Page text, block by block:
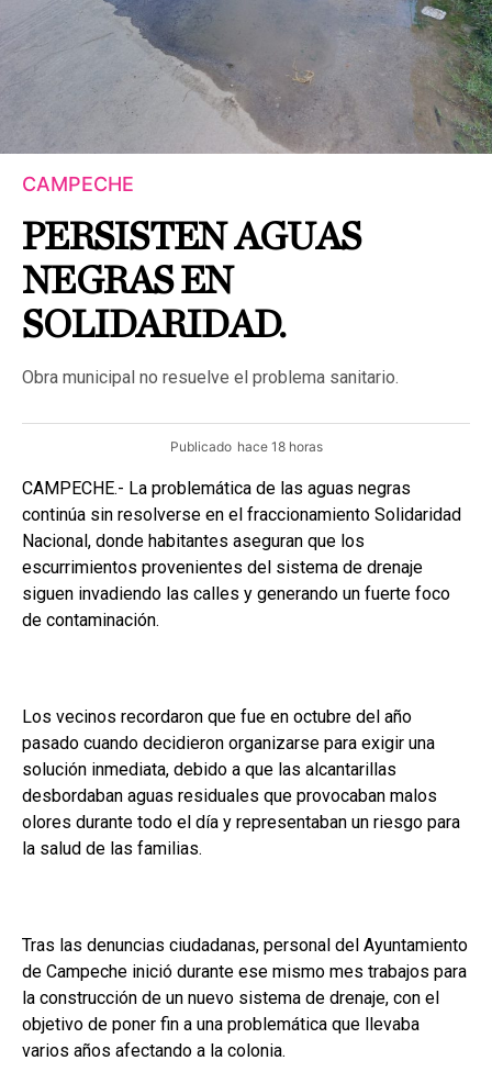
CAMPECHE
PERSISTEN AGUAS
NEGRAS EN
SOLIDARIDAD.
Obra municipal no resuelve el problema sanitario.
Publicado hace 18 horas
CAMPECHE.- La problemática de las aguas negras
continúa sin resolverse en el fraccionamiento Solidaridad
Nacional, donde habitantes aseguran que los
escurrimientos provenientes del sistema de drenaje
siguen invadiendo las calles y generando un fuerte foco
de contaminación.
Los vecinos recordaron que fue en octubre del año
pasado cuando decidieron organizarse para exigir una
solución inmediata, debido a que las alcantarillas
desbordaban aguas residuales que provocaban malos
olores durante todo el día y representaban un riesgo para
la salud de las familias.
Tras las denuncias ciudadanas, personal del Ayuntamiento
de Campeche inició durante ese mismo mes trabajos para
la construcción de un nuevo sistema de drenaje, con el
objetivo de poner fin a una problemática que llevaba
varios años afectando a la colonia.